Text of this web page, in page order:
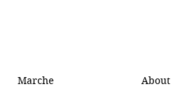
Marche About